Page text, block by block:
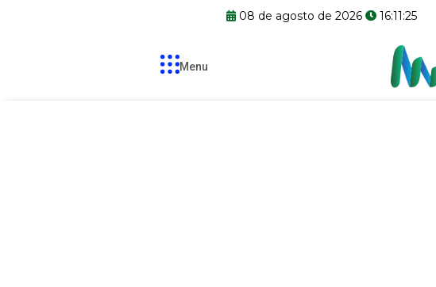
08 de agosto de 2026 16:11:26
Menu